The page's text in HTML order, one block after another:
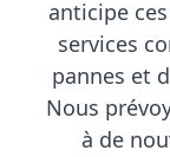
anticipe
services
pannes et
Nous
à de